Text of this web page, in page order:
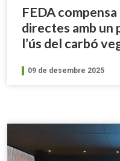
FEDA
directes amb
l’ús del carbó
09 de desembre 2025